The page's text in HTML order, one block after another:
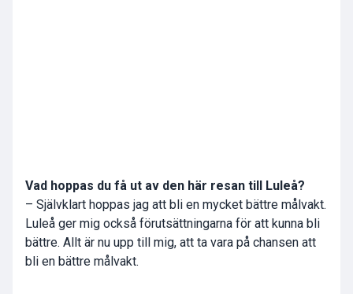
Vad hoppas du få ut av den här resan till Luleå?
– Självklart hoppas jag att bli en mycket bättre målvakt.
Luleå ger mig också förutsättningarna för att kunna bli
bättre. Allt är nu upp till mig, att ta vara på chansen att
bli en bättre målvakt.